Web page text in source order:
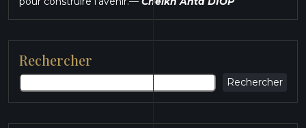
Rechercher
Rechercher